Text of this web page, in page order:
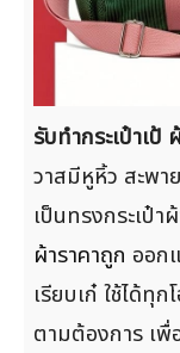
รับทำกระเป๋าเ
วาสมีหูหิ้ว สะพ
เป็นทรงกระเป๋
ผ้าราคาถูก ออก
เรียบเก๋ ใช้ได้ทุ
ตามต้องการ เพื่